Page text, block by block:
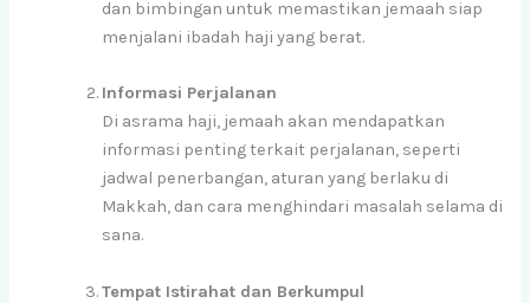
dan bimbingan untuk memastikan jemaah siap
menjalani ibadah haji yang berat.
Informasi Perjalanan
Di asrama haji, jemaah akan mendapatkan
informasi penting terkait perjalanan, seperti
jadwal penerbangan, aturan yang berlaku di
Makkah, dan cara menghindari masalah selama di
sana.
Tempat Istirahat dan Berkumpul